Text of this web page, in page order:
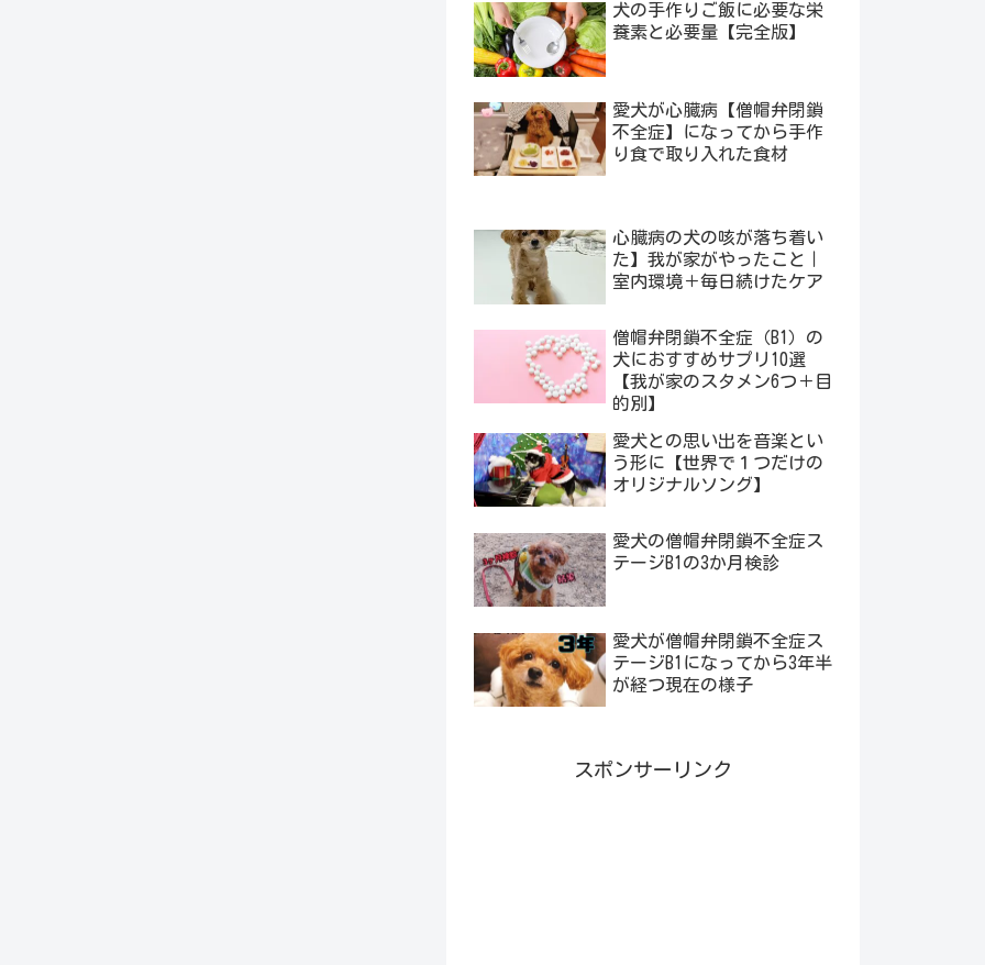
犬の手作りご飯に必要な栄
養素と必要量【完全版】
愛犬が心臓病【僧帽弁閉鎖
不全症】になってから手作
り食で取り入れた食材
心臓病の犬の咳が落ち着い
た】我が家がやったこと｜
室内環境＋毎日続けたケア
僧帽弁閉鎖不全症（B1）の
犬におすすめサプリ10選
【我が家のスタメン6つ＋目
的別】
愛犬との思い出を音楽とい
う形に【世界で１つだけの
オリジナルソング】
愛犬の僧帽弁閉鎖不全症ス
テージB1の3か月検診
愛犬が僧帽弁閉鎖不全症ス
テージB1になってから3年半
が経つ現在の様子
スポンサーリンク